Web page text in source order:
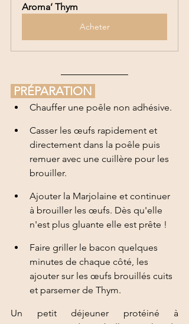
Aroma’ Thym
Acheter
PRÉPARATION
Chauffer une poêle non adhésive.
Casser les œufs rapidement et
directement dans la poêle puis
remuer avec une cuillère pour les
brouiller.
Ajouter la Marjolaine et continuer
à brouiller les œufs. Dès qu'elle
n'est plus gluante elle est prête !
Faire griller le bacon quelques
minutes de chaque côté, les
ajouter sur les œufs brouillés cuits
et parsemer de Thym.
Un petit déjeuner protéiné à